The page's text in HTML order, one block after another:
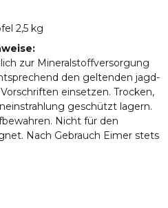
2,5 kg
zur Mineralstoffversorgung
den geltenden jagd-
einsetzen. Trocken,
geschützt lagern.
Nicht für den
Nach Gebrauch Eimer stets